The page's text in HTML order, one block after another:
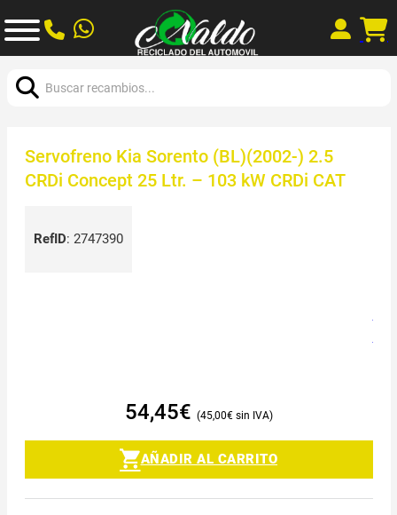
Servofreno Kia Sorento (BL)(2002-) 2.5
CRDi Concept 25 Ltr. – 103 kW CRDi CAT
RefID: 2747390
54,45€ 45,00€
AÑADIR AL CARRITO